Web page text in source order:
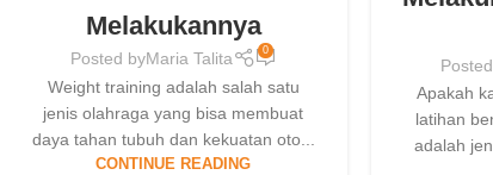
Melakukannya
Posted byMaria Talita 0
Weight training adalah salah satu
jenis olahraga yang bisa membuat
daya tahan tubuh dan kekuatan oto...
CONTINUE READING
Apakah
latihan
adalah